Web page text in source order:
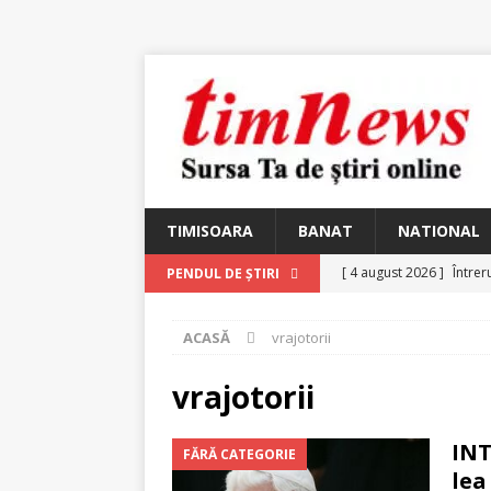
TIMISOARA BANAT NATIONAL
PENDUL DE ȘTIRI [ 4 august 2026 ]
Ungureanu,
ACASĂ vrajotorii
vrajotorii
FĂRĂ CATEGORIE